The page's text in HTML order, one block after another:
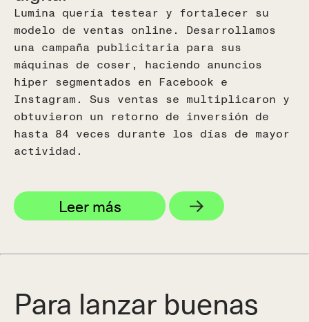
Lumina quería testear y fortalecer su
modelo de ventas online. Desarrollamos
una campaña publicitaria para sus
máquinas de coser, haciendo anuncios
hiper segmentados en Facebook e
Instagram. Sus ventas se multiplicaron y
obtuvieron un retorno de inversión de
hasta 84 veces durante los días de mayor
actividad.
Leer más
Para lanzar buenas